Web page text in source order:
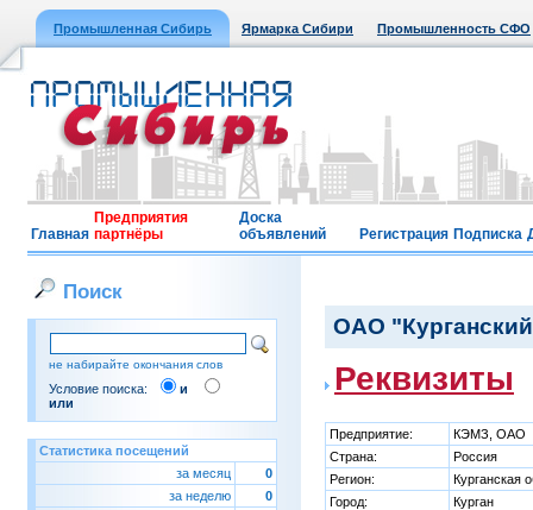
Промышленная Сибирь Ярмарка Сибири Промышленность СФО
Главная
Предприятия
партнёры
Доска
объявлений
Регистрация Подписка
Поиск
не набирайте окончания слов
Условие поиска:
и
или
Статистика посещений
за месяц
0
за неделю
0
ОАО
Реквизиты
Предприятие:
КЭМЗ, ОАО
Страна:
Россия
Регион:
Курганская
Город:
Курган